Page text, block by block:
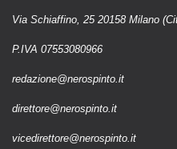
Via Schiaffino, 25 20158 Milano
P.IVA 07553080966
redazione@nerospinto.it
direttore@nerospinto.it
vicedirettore@nerospinto.it